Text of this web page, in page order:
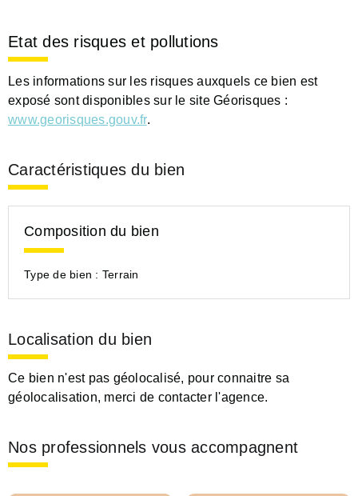
Etat des risques et pollutions
Les informations sur les risques auxquels ce bien est
exposé sont disponibles sur le site Géorisques :
www.georisques.gouv.fr.
Caractéristiques du bien
Composition du bien
Type de bien : Terrain
Localisation du bien
Ce bien n'est pas géolocalisé, pour connaitre sa
géolocalisation, merci de contacter l'agence.
Nos professionnels vous accompagnent